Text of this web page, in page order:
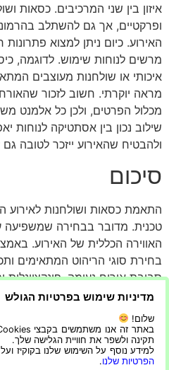
איזון בין שני המרכיבים. כסאות
ופרקטיים, אך גם להשתלב
האירוע. כיום ניתן למצוא
מרשים לנוחות שימוש. לדוגמה,
איכותי או שולחנות מעוצבים
מראה יוקרתי. חשוב לזכור
מכלול הפרטים, ולכן כל אלמנט
שילוב נכון בין אסתטיקה לנוחות
ולהבטיח שהאירוע ייזכר לטובה
סיכום
התאמת כסאות ושולחנות לאירוע
טכנית. מדובר בבחירה שמשפיעה
האווירה הכללית של האירוע.
בחירת סוגי הריהוט המתאימים
סביבת אירוח נעימה,
ריהוט מעניקים גמישות רבה
את הפתרון המתאים ביותר
כאשר עובדים עם חברה
הקטנים, ניתן ליהנות מתהליך
איכותית שתשאיר רושם חיובי
מדיניות שימוש בפרטיות הגולש
שלום!
תקינה ולשפר את חוויית הגלישה שלך.
למידע נוסף על השימוש שלנו בקוקיז
הפרטיות שלנו.